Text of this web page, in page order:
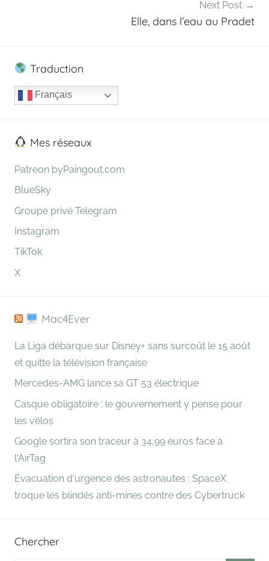
Next Post
Elle, dans l’eau au Pradet
Traduction
Français
Mes réseaux
Patreon byPaingout.com
BlueSky
Groupe privé Telegram
Instagram
TikTok
X
Mac4Ever
La Liga débarque sur Disney+ sans surcoût le 15 août
et quitte la télévision française
Mercedes-AMG lance sa GT 53 électrique
Casque obligatoire : le gouvernement y pense pour
les vélos
Google sortira son traceur à 34,99 euros face à
l'AirTag
Évacuation d'urgence des astronautes : SpaceX
troque les blindés anti-mines contre des Cybertruck
Chercher